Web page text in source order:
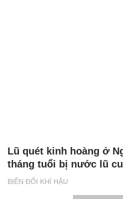
BIẾN ĐỔI KHÍ HẬU
Lũ quét kinh hoàng ở
tháng tuổi bị nước lũ